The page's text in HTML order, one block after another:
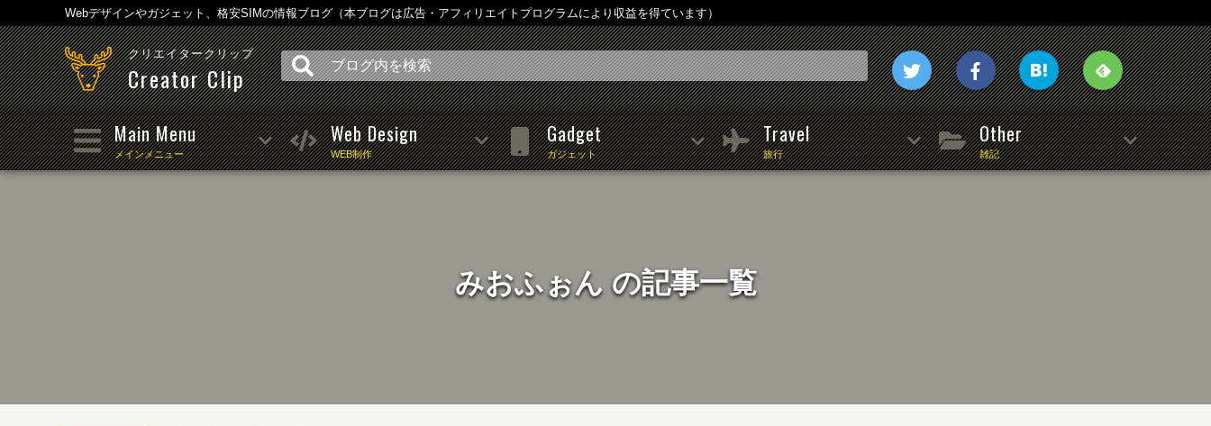
Webデザインやガジェット、格安SIMの情報ブログ（本ブログは広告・アフィリエイトプログラムにより収益を得ています）
クリエイタークリップ
Creator Clip
Main Menu
メインメニュー
Web Design
WEB制作
Gadget
ガジェット
Travel
旅行
Other
雑記
みおふぉん の記事一覧